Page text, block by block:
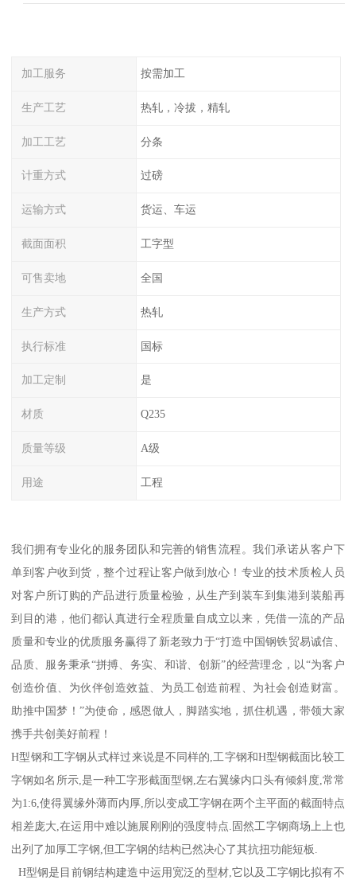
加工服务 按需加工
生产工艺 热轧，冷拔，精轧
加工工艺 分条
计重方式 过磅
运输方式 货运、车运
截面面积 工字型
可售卖地 全国
生产方式 热轧
执行标准 国标
加工定制 是
材质 Q235
质量等级 A级
用途 工程
我们拥有专业化的服务团队和完善的销售流程。我们承诺从客户下
单到客户收到货，整个过程让客户做到放心！专业的技术质检人员
对客户所订购的产品进行质量检验，从生产到装车到集港到装船再
到目的港，他们都认真进行全程质量自成立以来，凭借一流的产品
质量和专业的优质服务赢得了新老致力于“打造中国钢铁贸易诚信、
品质、服务秉承“拼搏、务实、和谐、创新”的经营理念，以“为客户
创造价值、为伙伴创造效益、为员工创造前程、为社会创造财富。
助推中国梦！”为使命，感恩做人，脚踏实地，抓住机遇，带领大家
携手共创美好前程！
H型钢和工字钢从式样过来说是不同样的,工字钢和H型钢截面比较工
字钢如名所示,是一种工字形截面型钢,左右翼缘内口头有倾斜度,常常
为1:6,使得翼缘外薄而内厚,所以变成工字钢在两个主平面的截面特点
相差庞大,在运用中难以施展刚刚的强度特点.固然工字钢商场上上也
出列了加厚工字钢,但工字钢的结构已然决心了其抗扭功能短板.
H型钢是目前钢结构建造中运用宽泛的型材,它以及工字钢比拟有不